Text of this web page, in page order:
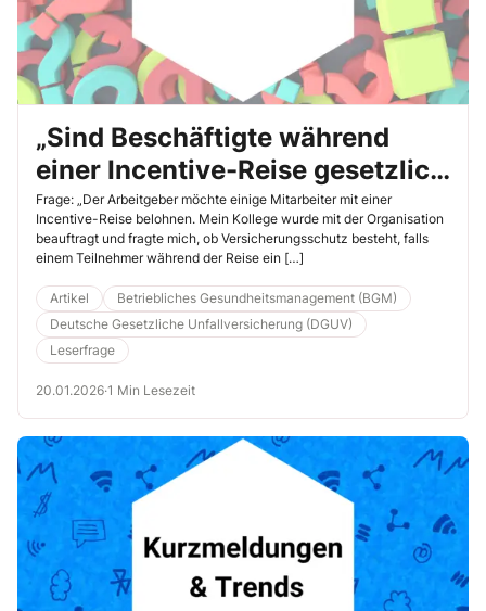
„Sind Beschäftigte während
einer Incentive-Reise gesetzlich
unfallversichert?“
Frage: „Der Arbeitgeber möchte einige Mitarbeiter mit einer
Incentive-Reise belohnen. Mein Kollege wurde mit der Organisation
beauftragt und fragte mich, ob Versicherungsschutz besteht, falls
einem Teilnehmer während der Reise ein […]
Artikel
Betriebliches Gesundheitsmanagement (BGM)
Deutsche Gesetzliche Unfallversicherung (DGUV)
Leserfrage
20.01.2026·1 Min Lesezeit